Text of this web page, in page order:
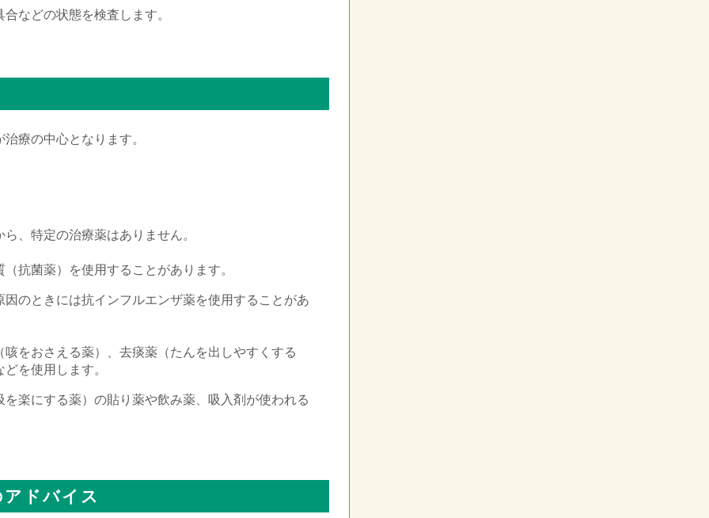
などの状態を検査します。
治療の中心となります。
、特定の治療薬はありません。
抗菌薬）を使用することがあります。
因のときには抗インフルエンザ薬を使用することがあ
をおさえる薬）、去痰薬（たんを出しやすくする
を使用します。
楽にする薬）の貼り薬や飲み薬、吸入剤が使われる
ドバイス